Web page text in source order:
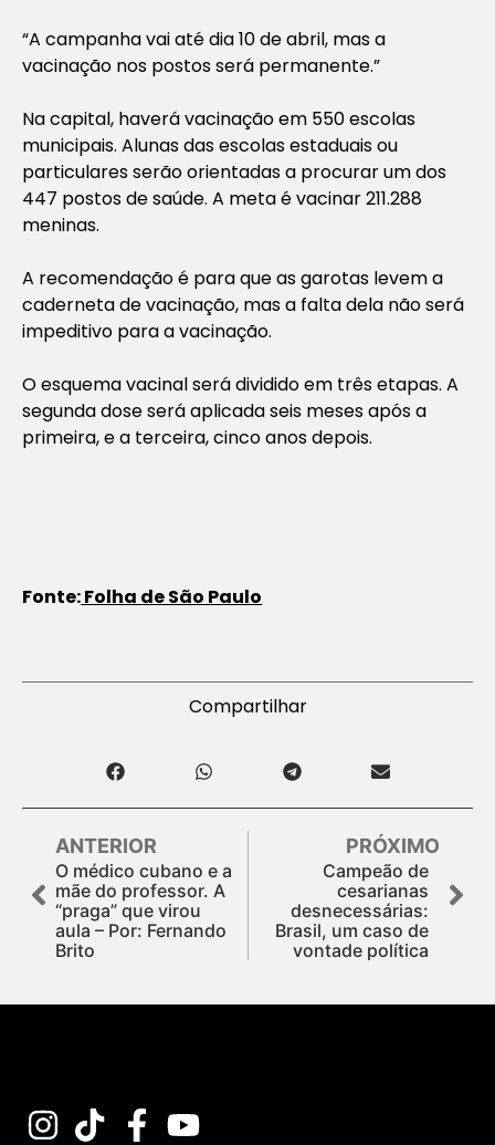
“A campanha vai até dia 10 de abril, mas a
vacinação nos postos será permanente.”
Na capital, haverá vacinação em 550 escolas
municipais. Alunas das escolas estaduais ou
particulares serão orientadas a procurar um dos
447 postos de saúde. A meta é vacinar 211.288
meninas.
A recomendação é para que as garotas levem a
caderneta de vacinação, mas a falta dela não será
impeditivo para a vacinação.
O esquema vacinal será dividido em três etapas. A
segunda dose será aplicada seis meses após a
primeira, e a terceira, cinco anos depois.
Fonte:Folha de São Paulo
Compartilhar
ANTERIOR
O médico cubano e a
mãe do professor. A
“praga” que virou
aula – Por: Fernando
Brito
PRÓXIMO
Campeão de
cesarianas
desnecessárias:
Brasil, um caso de
vontade política